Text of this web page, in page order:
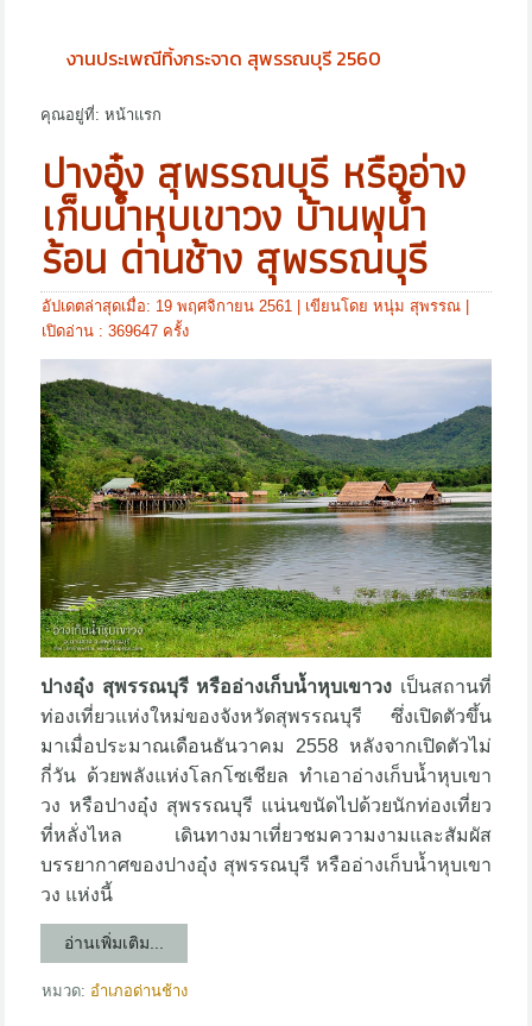
งานประเพณีทิ้งกระจาด สุพรรณบุรี 2560
คุณอยู่ที่:หน้าแรก
ปางอุ๋ง สุพรรณบุรี หรืออ่าง
เก็บน้ำหุบเขาวง บ้านพุน้ำ
ร้อน ด่านช้าง สุพรรณบุรี
อัปเดตล่าสุดเมื่อ: 19 พฤศจิกายน 2561 | เขียนโดย หนุ่ม สุพรรณ |
เปิดอ่าน : 369647 ครั้ง
ปางอุ๋ง สุพรรณบุรี หรืออ่างเก็บน้ำหุบเขาวง เป็นสถานที่
ท่องเที่ยวแห่งใหม่ของจังหวัดสุพรรณบุรี ซึ่งเปิดตัวขึ้น
มาเมื่อประมาณเดือนธันวาคม 2558 หลังจากเปิดตัวไม่
กี่วัน ด้วยพลังแห่งโลกโซเชียล ทำเอาอ่างเก็บน้ำหุบเขา
วง หรือปางอุ๋ง สุพรรณบุรี แน่นขนัดไปด้วยนักท่องเที่ยว
ที่หลั่งไหล เดินทางมาเที่ยวชมความงามและสัมผัส
บรรยากาศของปางอุ๋ง สุพรรณบุรี หรืออ่างเก็บน้ำหุบเขา
วง แห่งนี้
อ่านเพิ่มเติม...
หมวด: อำเภอด่านช้าง